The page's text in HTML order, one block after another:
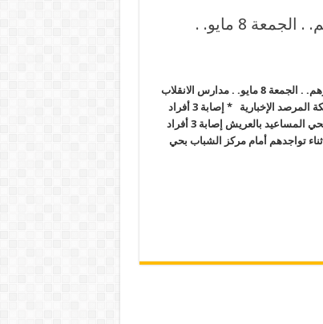
الإثيوبيون يكذبون مزاعم قائد الانقلاب حول تحريرهم. . الجمعة 8 مايو. .
الإثيوبيون يكذبون مزاعم قائد الانقلاب حول تحريرهم. . الجمعة 8 مايو. . مدارس الانقلاب
تعيش أزهى عصور الانفلات الحصاد المصري- شبكة المرصد الإخبارية * إصابة 3 أفراد
شرطة عقب إطلاق النار عليهم من قبل مجهولين بحي المساعيد بالعريش إصابة 3 أفراد
تواجدهم أمام مركز الشباب بحي